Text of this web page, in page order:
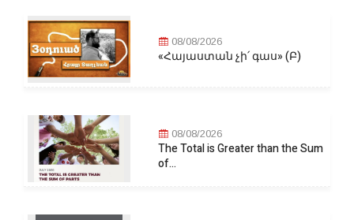
08/08/2026
«Հայաստան չի՛ գաս» (Բ)
08/08/2026
The Total is Greater than the Sum
of...